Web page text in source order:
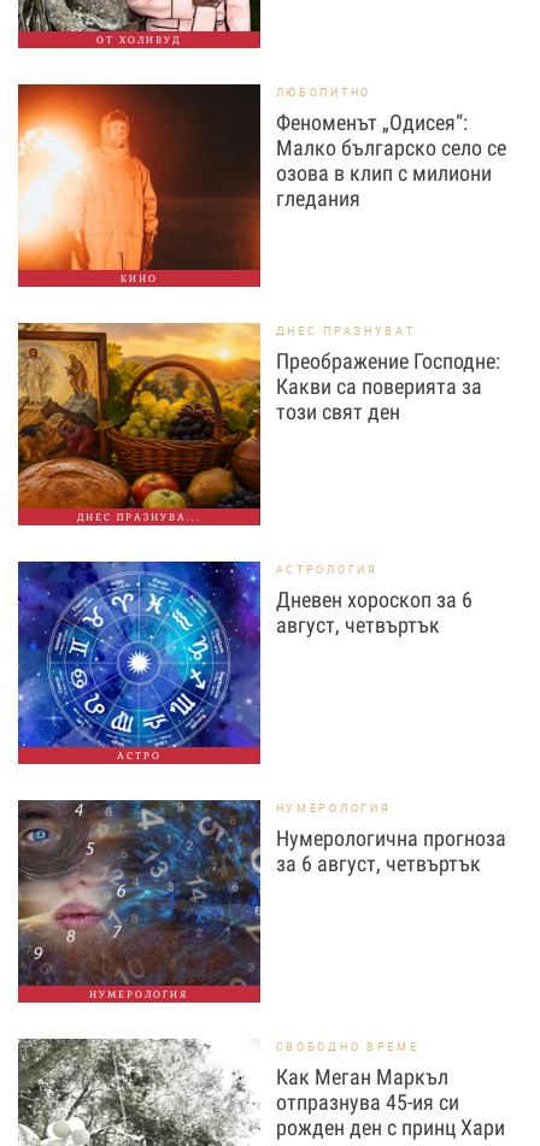
ОТ ХОЛИВУД
КИНО
ЛЮБОПИТНО
Феноменът „Одисея“:
Малко българско село се
озова в клип с милиони
гледания
ДНЕС ПРАЗНУВА...
ДНЕС ПРАЗНУВАТ
Преображение Господне:
Какви са поверията за
този свят ден
АСТРО
АСТРОЛОГИЯ
Дневен хороскоп за 6
август, четвъртък
НУМЕРОЛОГИЯ
НУМЕРОЛОГИЯ
Нумерологична прогноза
за 6 август, четвъртък
СВОБОДНО ВРЕМЕ
Как Меган Маркъл
отпразнува 45-ия си
рожден ден с принц Хари